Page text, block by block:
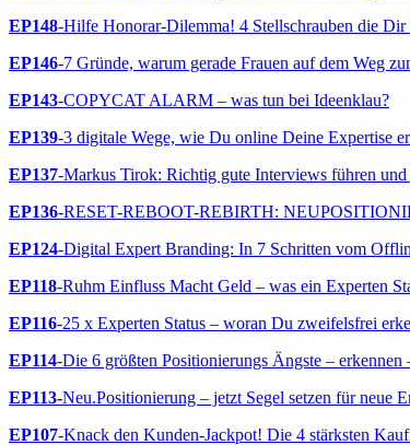
EP148-Hilfe Honorar-Dilemma! 4 Stellschrauben die
EP146-7 Gründe, warum gerade Frauen auf dem Weg
EP143-COPYCAT ALARM – was tun bei Ideenklau?
EP139-3 digitale Wege, wie Du online Deine Expertise
EP137-Markus Tirok: Richtig gute Interviews führen und
EP136-RESET-REBOOT-REBIRTH:
EP124-Digital Expert Branding: In 7 Schritten vom
EP118-Ruhm Einfluss Macht Geld – was ein Experten
EP116-25 x Experten Status – woran Du zweifelsfrei
EP114-Die 6 größten Positionierungs Ängste – erkennen
EP113-Neu.Positionierung – jetzt Segel setzen für neue
EP107-Knack den Kunden-Jackpot! Die 4 stärksten